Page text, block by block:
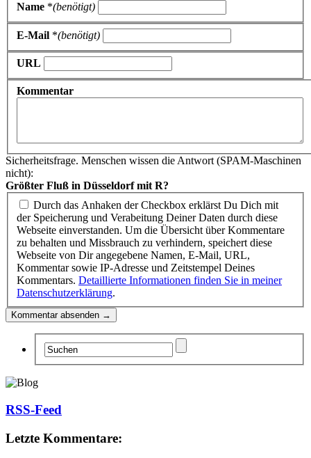
Name *(benötigt)
E-Mail *(benötigt)
URL
Kommentar
Sicherheitsfrage. Menschen wissen die Antwort (SPAM-Maschinen
nicht):
Größter Fluß in Düsseldorf mit R?
Durch das Anhaken der Checkbox erklärst Du Dich mit
der Speicherung und Verabeitung Deiner Daten durch diese
Webseite einverstanden. Um die Übersicht über Kommentare
zu behalten und Missbrauch zu verhindern, speichert diese
Webseite von Dir angegebene Namen, E-Mail, URL,
Kommentar sowie IP-Adresse und Zeitstempel Deines
Kommentars. Detaillierte Informationen finden Sie in meiner
Datenschutzerklärung.
RSS-Feed
Letzte Kommentare: